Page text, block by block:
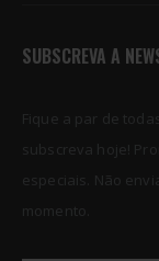
SUBSCREVA A
Fique a par de
subscreva hoje!
especiais. Não
momento.